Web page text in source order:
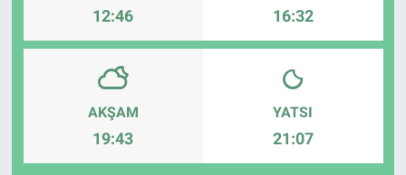
12:46 16:32
AKŞAM
19:43
YATSI
21:07